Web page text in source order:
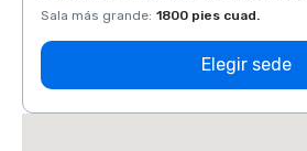
Sala más grande: 1800 pies cuad.
Elegir sede